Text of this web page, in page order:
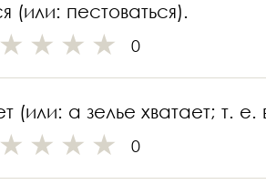
(или: пестоваться).
0
(или: а зелье хватает; т. е.
0